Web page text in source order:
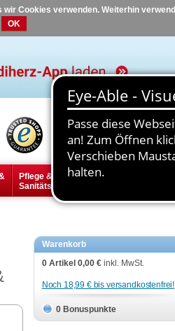
Cookies verwenden. Weiterhin
OK
Hilfe Kontakt
Pflege &
Sanitätsbedarf
Diabetes
Warenkorb
0 Artikel 0,00 € inkl. MwSt.
Noch 18,99 € bis versandkostenfrei!
0 Bonuspunkte